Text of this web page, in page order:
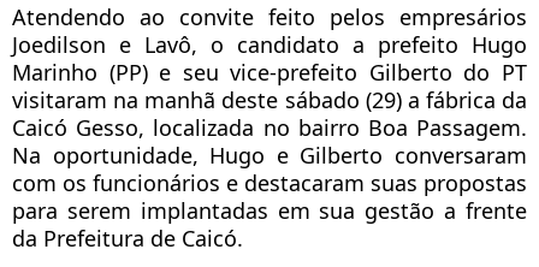
Atendendo ao convite feito pelos empresários
Joedilson e Lavô, o candidato a prefeito Hugo
Marinho (PP) e seu vice-prefeito Gilberto do PT
visitaram na manhã deste sábado (29) a fábrica da
Caicó Gesso, localizada no bairro Boa Passagem.
Na oportunidade, Hugo e Gilberto conversaram
com os funcionários e destacaram suas propostas
para serem implantadas em sua gestão a frente
da Prefeitura de Caicó.